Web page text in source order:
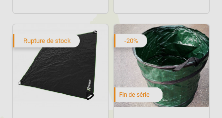
Rupture de stock -20%